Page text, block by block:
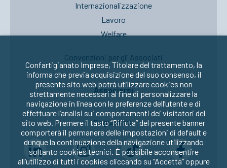
Internazionalizzazione
Lavoro
Welfare
Convenzioni per gli Associati
Associarsi
Seguici su:
Confartigianato Imprese, Titolare del trattamento, la
informa che previa acquisizione del suo consenso, il
presente sito web potrà utilizzare cookies non
strettamente necessari al fine di personalizzare la
navigazione in linea con le preferenze dell’utente e di
effettuare l’analisi sui comportamenti dei visitatori del
sito web. Premere il tasto “Rifiuta” del presente banner
comporterà il permanere delle impostazioni di default e
dunque la continuazione della navigazione utilizzando
soltanto cookies tecnici. È possibile acconsentire
all’utilizzo di tutti i cookies cliccando su “Accetta” oppure